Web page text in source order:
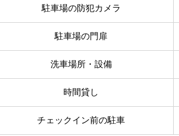
駐車場の防犯カメラ
駐車場の門扉
洗車場所・設備
時間貸し
チェックイン前の駐車